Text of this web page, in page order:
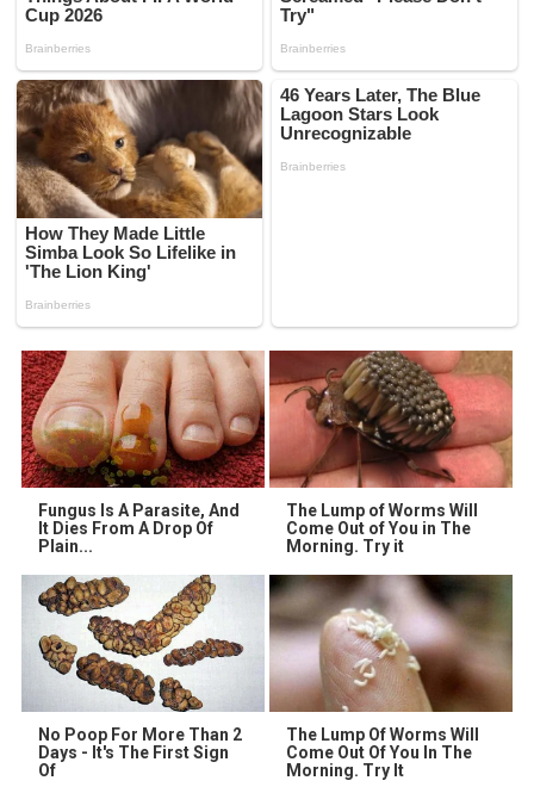
Fungus Is A Parasite, And
It Dies From A Drop Of
Plain...
The Lump of Worms Will
Come Out of You in The
Morning. Try it
No Poop For More Than 2
Days - It's The First Sign
Of
The Lump Of Worms Will
Come Out Of You In The
Morning. Try It